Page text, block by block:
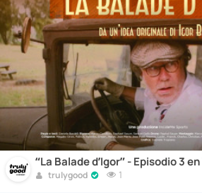
“La Balade d’Igor” - Episodio 3
trulygood 1